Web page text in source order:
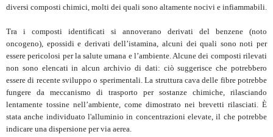
diversi composti chimici, molti dei quali sono altamente nocivi e infiammabili.
Tra i composti identificati si annoverano derivati del benzene (noto
oncogeno), epossidi e derivati dell’istamina, alcuni dei quali sono noti per
essere pericolosi per la salute umana e l’ambiente. Alcune dei composti rilevati
non sono elencati in alcun archivio di dati: ciò suggerisce che potrebbero
essere di recente sviluppo o sperimentali. La struttura cava delle fibre potrebbe
fungere da meccanismo di trasporto per sostanze chimiche, rilasciando
lentamente tossine nell’ambiente, come dimostrato nei brevetti rilasciati. È
stata anche individuato l'alluminio in concentrazioni elevate, il che potrebbe
indicare una dispersione per via aerea.